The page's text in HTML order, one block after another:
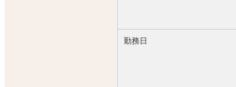
【秋コスグループ】は2008
創業16年で続々と新規店
今後も各地で新規の出店
勤務日